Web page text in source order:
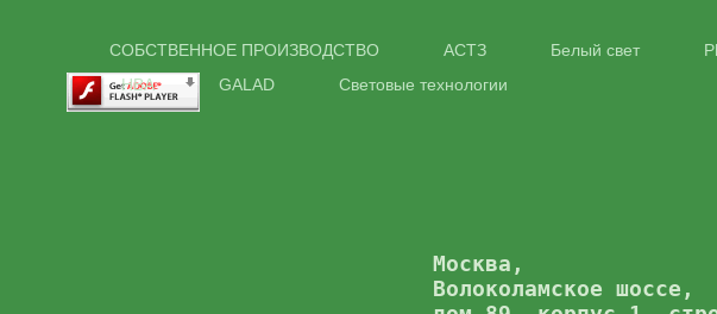
СОБСТВЕННОЕ ПРОИЗВОДСТВО АСТЗ Белый свет
НВА
GALAD Световые технологии
Москва,
Волоколамское шоссе,